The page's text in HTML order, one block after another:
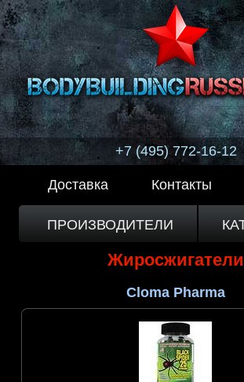
+7 (495) 772-16-12
Доставка Контакты
ПРОИЗВОДИТЕЛИ
Жиросжигатели
Cloma Pharma